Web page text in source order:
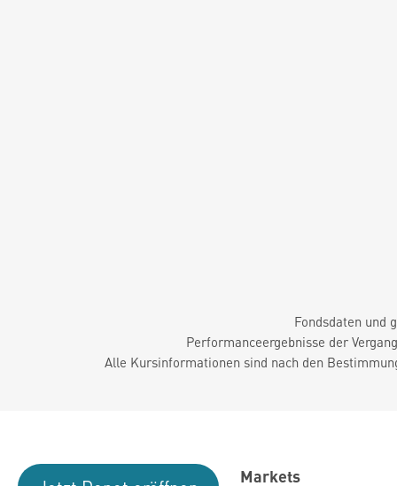
Fondsdaten und
Performanceergebnisse der
Alle Kursinformationen sind nach den
Markets